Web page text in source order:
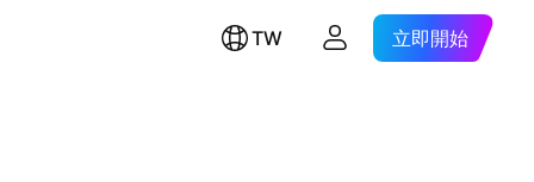
TW 立即開始